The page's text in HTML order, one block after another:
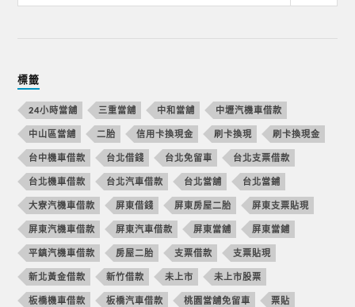
標籤
24小時當舖 三重當舖 中和當舖 中壢汽機車借款
中山區當舖 二胎 信用卡換現金 刷卡換現 刷卡換現金
台中機車借款 台北借錢 台北免留車 台北支票借款
台北機車借款 台北汽車借款 台北當舖 台北當鋪
大寮汽機車借款 屏東借錢 屏東房屋二胎 屏東支票貼現
屏東汽機車借款 屏東汽車借款 屏東當舖 屏東當鋪
平鎮汽機車借款 房屋二胎 支票借款 支票貼現
新北黃金借款 新竹借款 未上市 未上市股票
板橋機車借款 板橋汽車借款 桃園當舖免留車 票貼